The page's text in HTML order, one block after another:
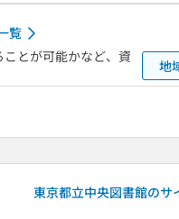
覧
とが可能かなど、資
地
東京都立中央図書館のサ